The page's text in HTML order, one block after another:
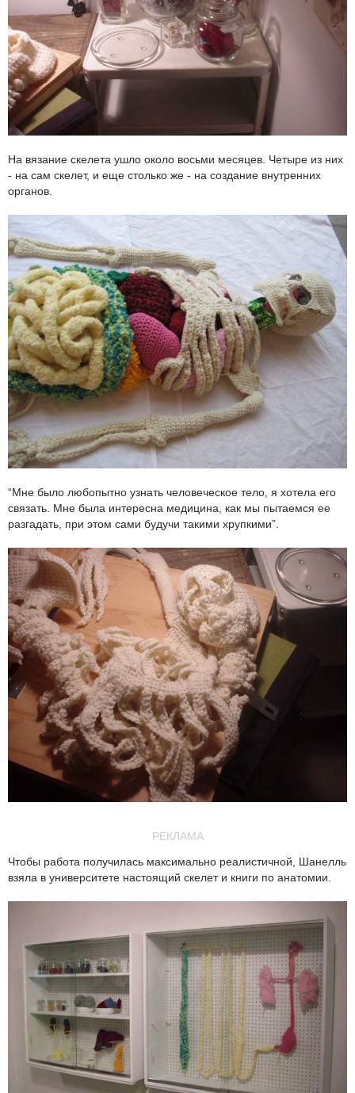
На вязание скелета ушло около восьми месяцев. Четыре из них
- на сам скелет, и еще столько же - на создание внутренних
органов.
“Мне было любопытно узнать человеческое тело, я хотела его
связать. Мне была интересна медицина, как мы пытаемся ее
разгадать, при этом сами будучи такими хрупкими”.
РЕКЛАМА
Чтобы работа получилась максимально реалистичной, Шанелль
взяла в университете настоящий скелет и книги по анатомии.